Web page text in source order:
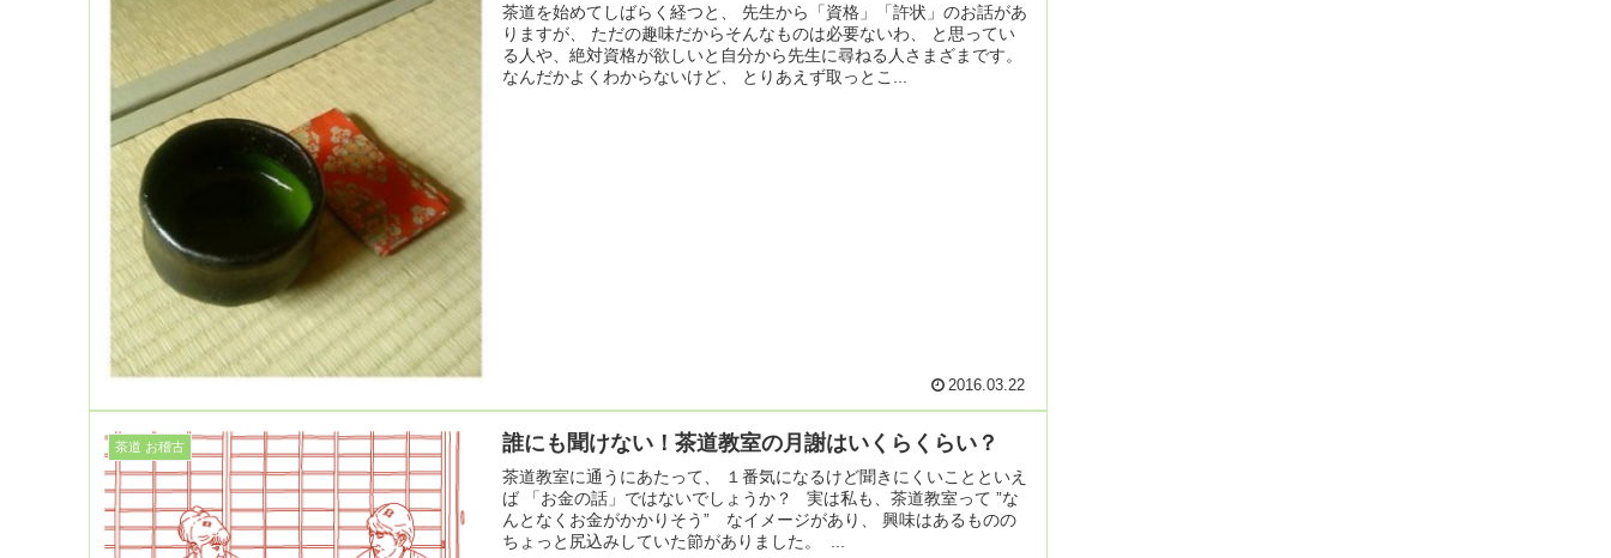
茶道を始めてしばらく経つと、 先生から「資格」「許状」のお話があ
りますが、 ただの趣味だからそんなものは必要ないわ、 と思ってい
る人や、絶対資格が欲しいと自分から先生に尋ねる人さまざまです。
なんだかよくわからないけど、 とりあえず取っとこ...
2016.03.22
茶道 お稽古 誰にも聞けない！茶道教室の月謝はいくらくらい？
茶道教室に通うにあたって、 １番気になるけど聞きにくいことといえ
ば 「お金の話」ではないでしょうか？ 実は私も、茶道教室って ”な
んとなくお金がかかりそう” なイメージがあり、 興味はあるものの
ちょっと尻込みしていた節がありました。 ...